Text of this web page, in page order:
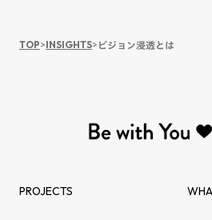
TOP>INSIGHTS> ビジョン浸透とは
PROJECTS